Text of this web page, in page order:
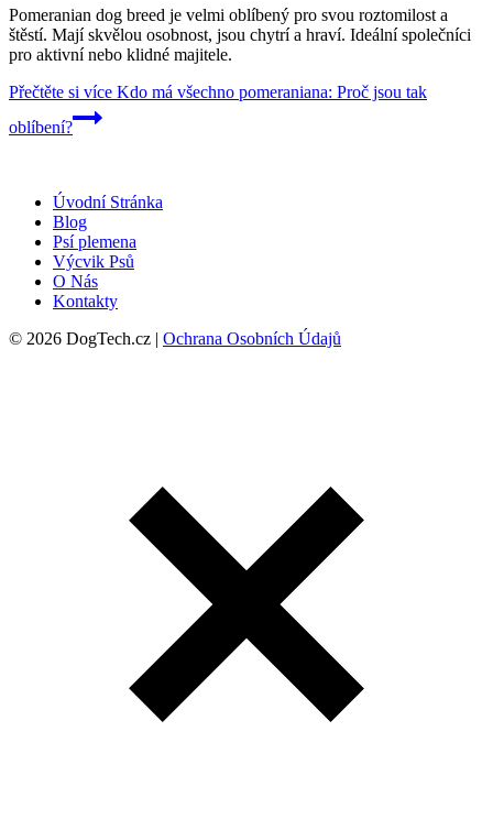
Pomeranian dog breed je velmi oblíbený pro svou roztomilost a
štěstí. Mají skvělou osobnost, jsou chytrí a hraví. Ideální společníci
pro aktivní nebo klidné majitele.
Přečtěte si více Kdo má všechno pomeraniana: Proč jsou tak
oblíbení?
Úvodní Stránka
Blog
Psí plemena
Výcvik Psů
O Nás
Kontakty
© 2026 DogTech.cz | Ochrana Osobních Údajů